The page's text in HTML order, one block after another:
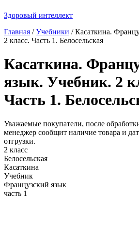
Здоровый интеллект
Главная /Учебники / Касаткина.
2 класс. Часть 1. Белосельская
Касаткина.
язык. Учебник. 2
Часть 1.
Уважаемые покупатели, после
менеджер сообщит наличие товара и
отгрузки.
2 класс
Белосельская
Касаткина
Учебник
Французский язык
часть 1